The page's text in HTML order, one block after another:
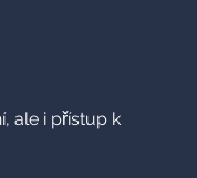
ale i přístup k